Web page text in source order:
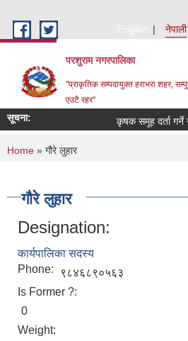
English
नेपाली
परशुराम नगरपालिका
"प्राकृतिक सम्पदायुक्त हराभरा शहर,
एउटै रहर"
सूचना: कृषक समूह दर्ता गर्ने
You are here
Home » गौरे लुहार
गौरे लुहार
Designation:
कार्यपालिका सदस्य
Phone:
९८४६८९०५६३
Is Former ?:
0
Weight: